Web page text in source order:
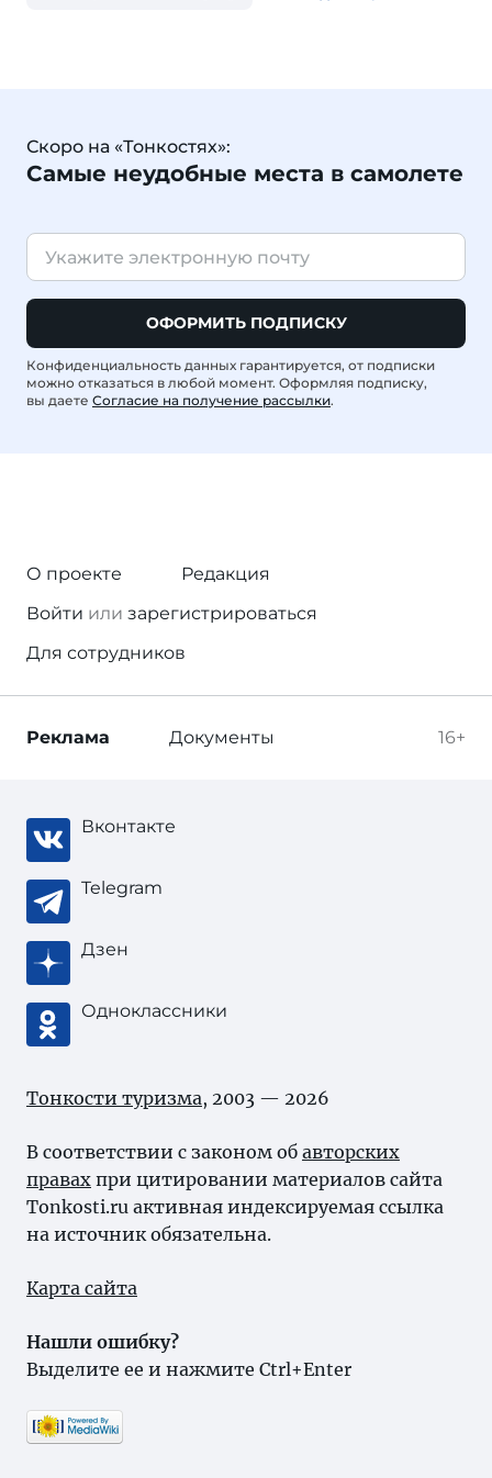
Скоро на «Тонкостях»:
Самые неудобные места в самолете
ОФОРМИТЬ ПОДПИСКУ
Конфиденциальность данных гарантируется, от подписки
можно отказаться в любой момент. Оформляя подписку,
вы даете Согласие на получение рассылки.
О проекте
Редакция
Войти или зарегистрироваться
Для сотрудников
16+
Реклама Документы
Вконтакте
Telegram
Дзен
Одноклассники
Тонкости туризма, 2003 — 2026
В соответствии с законом об авторских
правах при цитировании материалов сайта
Tonkosti.ru активная индексируемая ссылка
на источник обязательна.
Карта сайта
Нашли ошибку?
Выделите ее и нажмите Ctrl+Enter